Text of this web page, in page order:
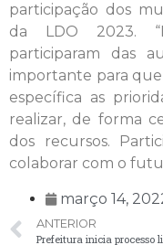
participação dos
da LDO 2023.
participaram das
importante para
específica as
realizar, de forma
dos recursos.
colaborar com o
março 14,
ANTERIOR